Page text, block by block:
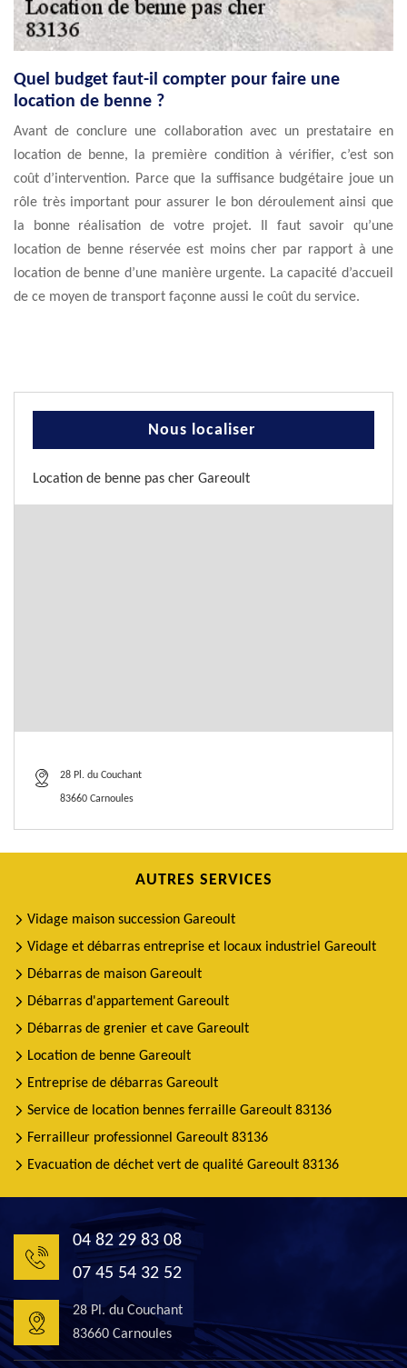
Quel budget faut-il compter pour faire une
location de benne ?
Avant de conclure une collaboration avec un prestataire en
location de benne, la première condition à vérifier, c’est son
coût d’intervention. Parce que la suffisance budgétaire joue un
rôle très important pour assurer le bon déroulement ainsi que
la bonne réalisation de votre projet. Il faut savoir qu’une
location de benne réservée est moins cher par rapport à une
location de benne d’une manière urgente. La capacité d’accueil
de ce moyen de transport façonne aussi le coût du service.
Nous localiser
Location de benne pas cher Gareoult
28 Pl. du Couchant
83660 Carnoules
AUTRES SERVICES
Vidage maison succession Gareoult
Vidage et débarras entreprise et locaux industriel Gareoult
Débarras de maison Gareoult
Débarras d'appartement Gareoult
Débarras de grenier et cave Gareoult
Location de benne Gareoult
Entreprise de débarras Gareoult
Service de location bennes ferraille Gareoult 83136
Ferrailleur professionnel Gareoult 83136
Evacuation de déchet vert de qualité Gareoult 83136
04 82 29 83 08
07 45 54 32 52
28 Pl. du Couchant
83660 Carnoules